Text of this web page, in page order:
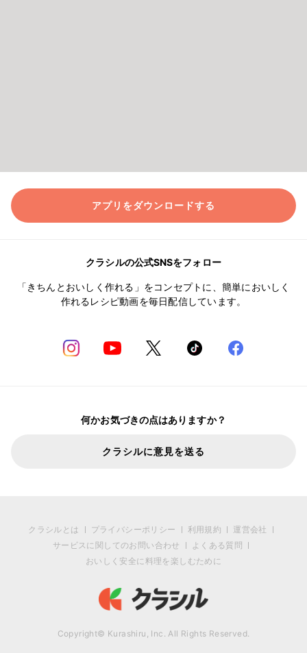
アプリをダウンロードする
クラシルの公式SNSをフォロー
「きちんとおいしく作れる」をコンセプトに、簡単においしく
作れるレシピ動画を毎日配信しています。
何かお気づきの点はありますか？
クラシルに意見を送る
クラシルとは プライバシーポリシー 利用規約
運営会社
サービスに関してのお問い合わせ
よくある質問
おいしく安全に料理を楽しむために
Copyright© Kurashiru, Inc. All Rights Reserved.